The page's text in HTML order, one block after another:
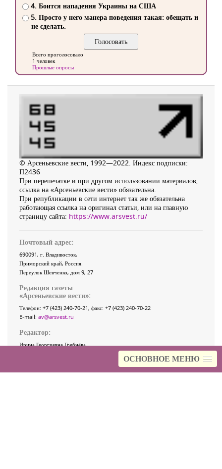
ОСНОВНОЕ МЕНЮ
4. Боится нападения Украины на США
5. Просто у него манера поведения такая: обещать и
не сделать.
Всего проголосовало
1 человек
Прошлые опросы
© Арсеньевские вести, 1992—2022. Индекс подписки:
П2436
При перепечатке и при другом использовании материалов,
ссылка на «Арсеньевские вести» обязательна.
При републикации в сети интернет так же обязательна
работающая ссылка на оригинал статьи, или на главную
страницу сайта: https://www.arsvest.ru/
Почтовый адрес:
690091, г. Владивосток,
Приморский край, Россия.
Переулок Шевченко, дом 9, 27
Редакция газеты
«Арсеньевские вести»:
Телефон: +7 (423) 240-70-21, факс: +7 (423) 240-70-22
E-mail: av@arsvest.ru
Редактор:
Ирина Георгиевна Гребнёва,
Собственный корреспондент «АВ»